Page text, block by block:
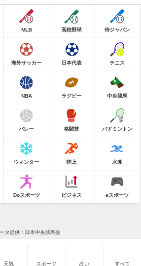
MLB 高校野球 侍ジャパン
海外サッカー 日本代表 テニス
NBA ラグビー 中央競馬
バレー 格闘技 バドミントン
ウィンター 陸上 水泳
Doスポーツ ビジネス eスポーツ
タ提供：日本中央競馬会
天気 スポーツ 占い すべて